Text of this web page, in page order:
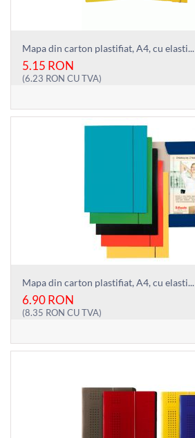
Mapa din carton plastifiat, A4, cu elasti...
5.15 RON
(6.23 RON CU TVA)
Mapa din carton plastifiat, A4, cu elasti...
6.90RON
(8.35 RON CU TVA)